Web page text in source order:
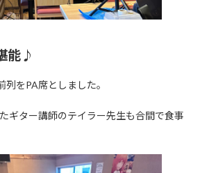
能♪
をPA席としました。
ギター講師のテイラー先生も合間で食事